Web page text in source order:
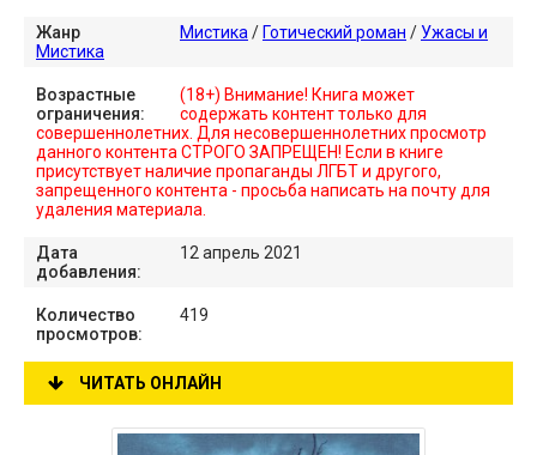
Жанр Мистика / Готический роман / Ужасы и
Мистика
Возрастные
ограничения:
(18+) Внимание! Книга может
содержать контент только для
совершеннолетних. Для несовершеннолетних просмотр
данного контента СТРОГО ЗАПРЕЩЕН! Если в книге
присутствует наличие пропаганды ЛГБТ и другого,
запрещенного контента - просьба написать на почту для
удаления материала.
Дата
добавления:
12 апрель 2021
Количество
просмотров:
419
ЧИТАТЬ ОНЛАЙН